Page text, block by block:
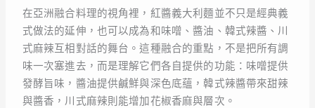
在亞洲融合料理的視角裡，紅醬義大利麵並不只是經典義
式做法的延伸，也可以成為和味噌、醬油、韓式辣醬、川
式麻辣互相對話的舞台。這種融合的重點，不是把所有調
味一次塞進去，而是理解它們各自提供的功能：味噌提供
發酵旨味，醬油提供鹹鮮與深色底蘊，韓式辣醬帶來甜辣
與醬香，川式麻辣則能增加花椒香麻與層次。